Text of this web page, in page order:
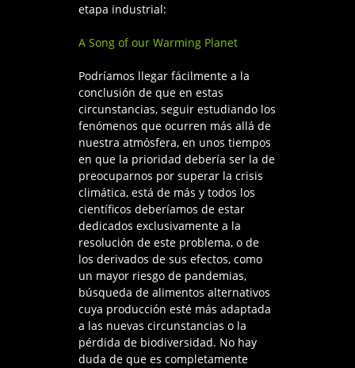
etapa industrial:
A Song of our Warming Planet
Podríamos llegar fácilmente a la
conclusión de que en estas
circunstancias, seguir estudiando los
fenómenos que ocurren más allá de
nuestra atmósfera, en unos tiempos
en que la prioridad debería ser la de
preocuparnos por superar la crisis
climática, está de más y todos los
científicos deberíamos de estar
dedicados exclusivamente a la
resolución de este problema, o de
los derivados de sus efectos, como
un mayor riesgo de pandemias,
búsqueda de alimentos alternativos
cuya producción esté más adaptada
a las nuevas circunstancias o la
pérdida de biodiversidad. No hay
duda de que es completamente